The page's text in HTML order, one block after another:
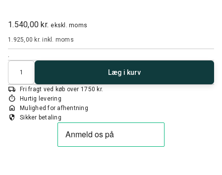
1.540,00 kr. ekskl. moms
1.925,00 kr.inkl. moms
Antal
Læg i kurv
local_shipping Fri fragt ved køb over 1750 kr.
timer Hurtig levering
home Mulighed for afhentning
security Sikker betaling